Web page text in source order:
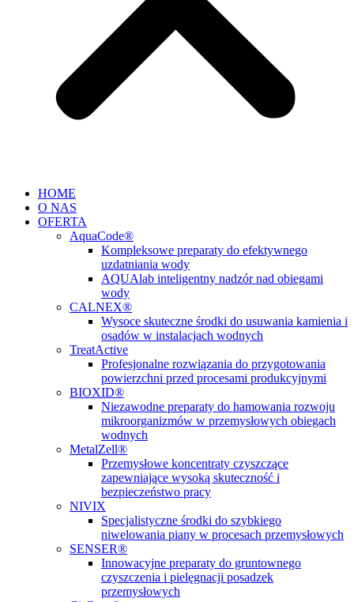
HOME
O NAS
OFERTA
AquaCode®
Kompleksowe preparaty do efektywnego
uzdatniania wody
AQUAlab inteligentny nadzór nad obiegami
wody
CALNEX®
Wysoce skuteczne środki do usuwania kamienia i
osadów w instalacjach wodnych
TreatActive
Profesjonalne rozwiązania do przygotowania
powierzchni przed procesami produkcyjnymi
BIOXID®
Niezawodne preparaty do hamowania rozwoju
mikroorganizmów w przemysłowych obiegach
wodnych
MetalZell®
Przemysłowe koncentraty czyszczące
zapewniające wysoką skuteczność i
bezpieczeństwo pracy
NIVIX
Specjalistyczne środki do szybkiego
niwelowania piany w procesach przemysłowych
SENSER®
Innowacyjne preparaty do gruntownego
czyszczenia i pielęgnacji posadzek
przemysłowych